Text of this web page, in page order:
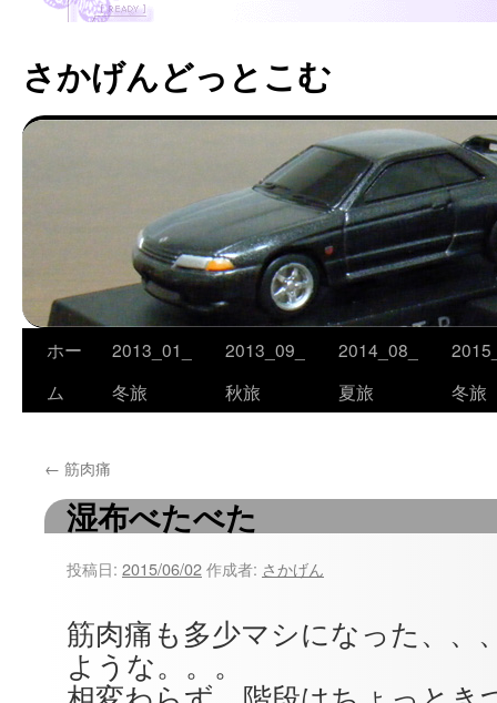
さかげんどっとこむ
コ
ン
ツ
ホー
ム
2013_01_
冬旅
2013_09_
秋旅
2014_08_
夏旅
冬旅
← 筋肉痛
湿布べたべた
投稿日: 2015/06/02作成者: さかげん
筋肉痛も多少マシになった、、
ような。。。